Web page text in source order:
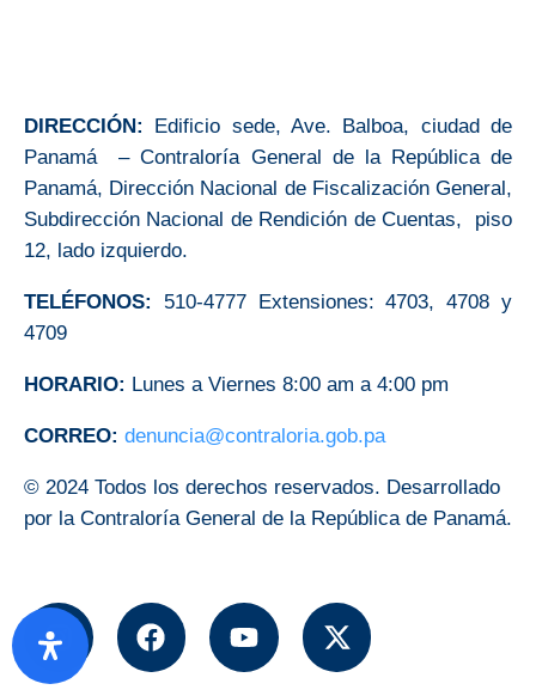
DIRECCIÓN:
Edificio sede, Ave. Balboa, ciudad de
Panamá – Contraloría General de la República de
Panamá, Dirección Nacional de Fiscalización General,
Subdirección Nacional de Rendición de Cuentas, piso
12, lado izquierdo.
TELÉFONOS: 510-4777 Extensiones: 4703, 4708 y
4709
HORARIO: Lunes a Viernes 8:00 am a 4:00 pm
CORREO: denuncia@contraloria.gob.pa
© 2024 Todos los derechos reservados. Desarrollado
por la Contraloría General de la República de Panamá.